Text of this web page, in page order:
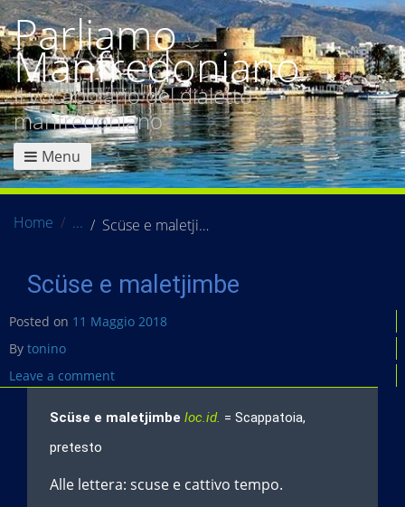
Parliamo
Manfredoniano
Il vocabolario del dialetto
manfredoniano
Menu
Home Scüse e maletjimbe
Scüse e maletjimbe
Posted on 11 Maggio 2018
By tonino
Leave a comment
Scüse e maletjimbe loc.id. = Scappatoia,
pretesto
Alle lettera: scuse e cattivo tempo.